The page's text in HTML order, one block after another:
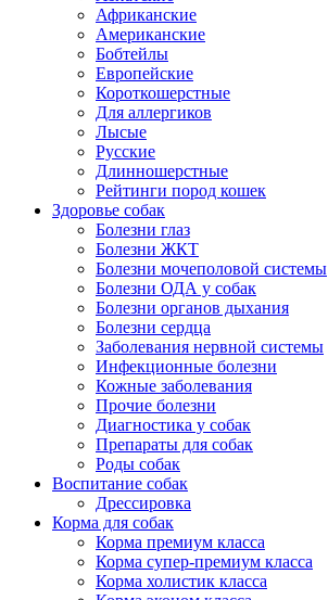
Африканские
Американские
Бобтейлы
Европейские
Короткошерстные
Для аллергиков
Лысые
Русские
Длинношерстные
Рейтинги пород кошек
Здоровье собак
Болезни глаз
Болезни ЖКТ
Болезни мочеполовой системы
Болезни ОДА у собак
Болезни органов дыхания
Болезни сердца
Заболевания нервной системы
Инфекционные болезни
Кожные заболевания
Прочие болезни
Диагностика у собак
Препараты для собак
Роды собак
Воспитание собак
Дрессировка
Корма для собак
Корма премиум класса
Корма супер-премиум класса
Корма холистик класса